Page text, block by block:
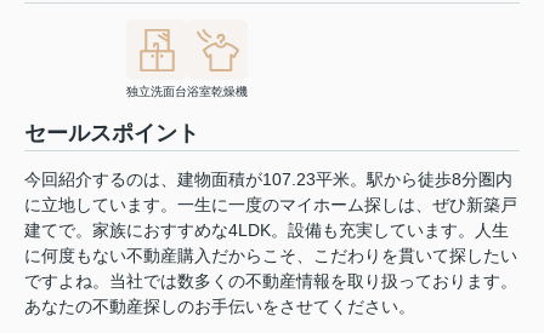
独立洗面台浴室乾燥機
セールスポイント
今回紹介するのは、建物面積が107.23平米。駅から徒歩8分圏内
に立地しています。一生に一度のマイホーム探しは、ぜひ新築戸
建てで。家族におすすめな4LDK。設備も充実しています。人生
に何度もない不動産購入だからこそ、こだわりを貫いて探したい
ですよね。当社では数多くの不動産情報を取り扱っております。
あなたの不動産探しのお手伝いをさせてください。